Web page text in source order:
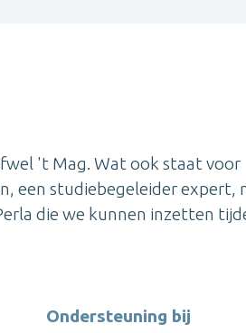
't Mag. Wat ook staat voor
een studiebegeleider expert,
die we kunnen inzetten
Ondersteuning bij